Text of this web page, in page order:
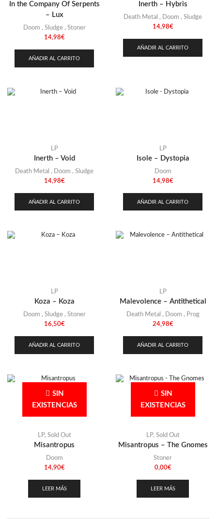
In the Company Of Serpents
– Lux
Doom , Sludge, Stoner
14,98€
AÑADIR AL CARRITO
Inerth – Hybris
Death Metal , Doom , Sludge
14,98€
AÑADIR AL CARRITO
LP
Inerth – Void
Death Metal , Doom , Sludge
14,98€
AÑADIR AL CARRITO
LP
Isole – Dystopia
Doom
14,98€
AÑADIR AL CARRITO
LP
Koza – Koza
Doom , Sludge, Stoner
16,50€
AÑADIR AL CARRITO
LP
Malevolence – Antithetical
Death Metal , Doom , Prog
24,98€
AÑADIR AL CARRITO
SIN
EXISTENCIAS
LP, Sold Out
Misantropus
Doom
14,90€
LEER MÁS
SIN
EXISTENCIAS
LP, Sold Out
Misantropus – The Gnomes
Stoner
0,00€
LEER MÁS